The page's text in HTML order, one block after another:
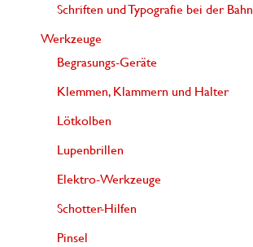
Schriften und Typografie bei der Bahn
Werkzeuge
Begrasungs-Geräte
Klemmen, Klammern und Halter
Lötkolben
Lupenbrillen
Elektro-Werkzeuge
Schotter-Hilfen
Pinsel